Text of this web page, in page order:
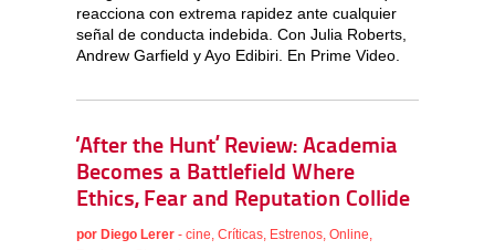
reacciona con extrema rapidez ante cualquier
señal de conducta indebida. Con Julia Roberts,
Andrew Garfield y Ayo Edibiri. En Prime Video.
‘After the Hunt’ Review: Academia
Becomes a Battlefield Where
Ethics, Fear and Reputation Collide
por Diego Lerer - cine, Críticas, Estrenos, Online,